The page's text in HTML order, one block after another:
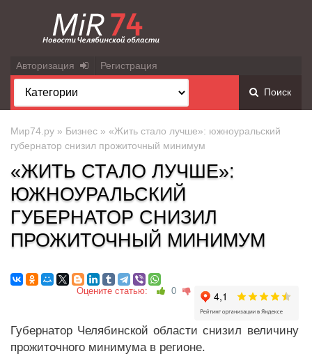
Авторизация Регистрация
Поиск
Мир74.ру » Бизнес » «Жить стало лучше»: южноуральский
губернатор снизил прожиточный минимум
«ЖИТЬ СТАЛО ЛУЧШЕ»:
ЮЖНОУРАЛЬСКИЙ
ГУБЕРНАТОР СНИЗИЛ
ПРОЖИТОЧНЫЙ МИНИМУМ
Оцените статью: 0
Губернатор Челябинской области снизил величину
прожиточного минимума в регионе.